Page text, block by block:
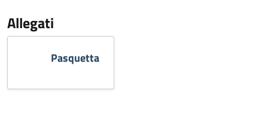
Allegati
Pasquetta